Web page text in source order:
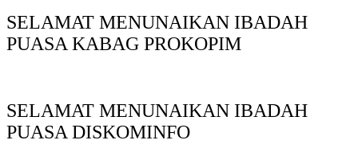
SELAMAT MENUNAIKAN IBADAH
PUASA KABAG PROKOPIM
SELAMAT MENUNAIKAN IBADAH
PUASA DISKOMINFO